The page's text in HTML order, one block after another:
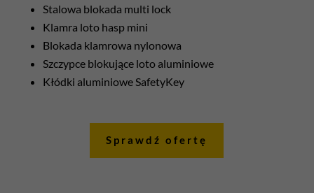
Stalowa blokada multi lock
Klamra loto hasp mini
Blokada klamrowa nylonowa
Szczypce blokujące loto aluminiowe
Kłódki aluminiowe SafetyKey
Sprawdź ofertę